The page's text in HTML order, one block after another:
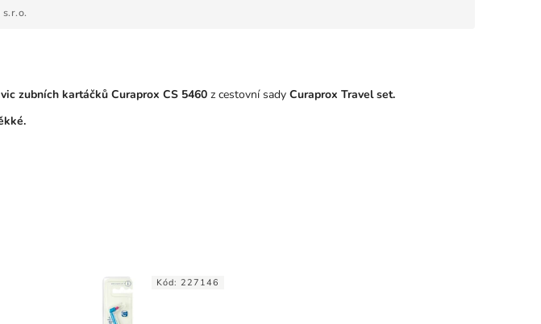
zubních kartáčků Curaprox CS 5460 z cestovní sady Curaprox Travel set.
Kód: 227146